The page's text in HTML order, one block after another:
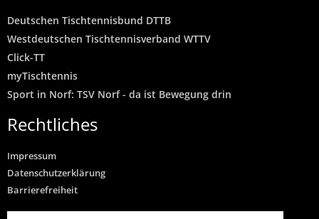
Deutschen Tischtennisbund DTTB
Westdeutschen Tischtennisverband WTTV
Click-TT
myTischtennis
Sport in Norf: TSV Norf - da ist Bewegung drin
Rechtliches
Impressum
Datenschutzerklärung
Barrierefreiheit